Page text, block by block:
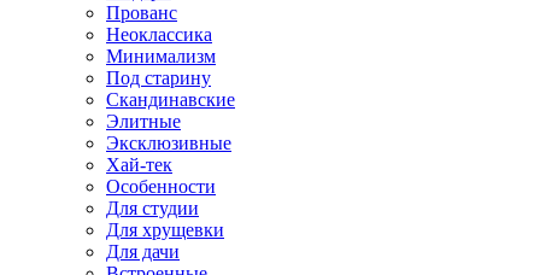
Прованс
Неоклассика
Минимализм
Под старину
Скандинавские
Элитные
Эксклюзивные
Хай-тек
Особенности
Для студии
Для хрущевки
Для дачи